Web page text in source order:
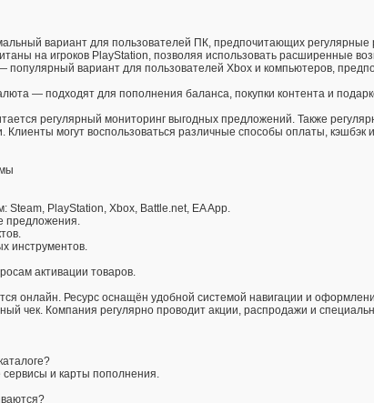
вариант для пользователей ПК, предпочитающих регулярные
на игроков PlayStation, позволяя использовать расширенные
популярный вариант для пользователей Xbox и компьютеров,
— подходят для пополнения баланса, покупки контента и
регулярный мониторинг выгодных предложений. Также
могут воспользоваться различные способы оплаты, кэшбэк
PlayStation, Xbox, Battle.net, EA App.
предложения.
инструментов.
активации товаров.
онлайн. Ресурс оснащён удобной системой навигации и
чек. Компания регулярно проводит акции, распродажи и
сервисы и карты пополнения.